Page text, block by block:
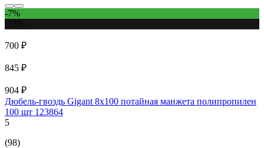
-7%
700 ₽
845 ₽
904 ₽
Дюбель-гвоздь Gigant 8x100 потайная манжета полипропилен
100 шт 123864
5
(98)